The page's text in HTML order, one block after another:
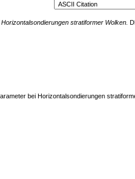
stratiformer Wolken.
bei Horizontalsondierungen